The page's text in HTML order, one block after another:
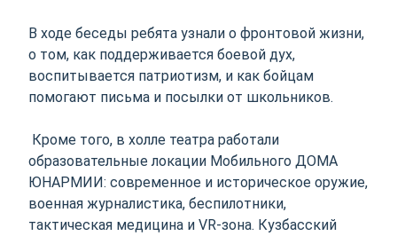
В ходе беседы ребята узнали о фронтовой жизни,
о том, как поддерживается боевой дух,
воспитывается патриотизм, и как бойцам
помогают письма и посылки от школьников.
Кроме того, в холле театра работали
образовательные локации Мобильного ДОМА
ЮНАРМИИ: современное и историческое оружие,
военная журналистика, беспилотники,
тактическая медицина и VR-зона. Кузбасский